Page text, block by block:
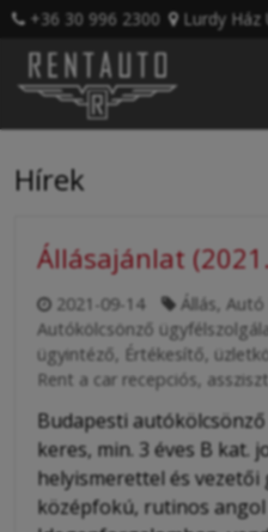
+36 30 996 2300 Lurdy
Hírek
Állásajánlat
2021-09-14 Állás ,Autó
Autókölcsönző
ügyintéző Értékesítő,
Rent a car recepciós,
Budapesti
keres, min. 3 éves B kat.
helyismerettel és
középfokú, rutinos angol